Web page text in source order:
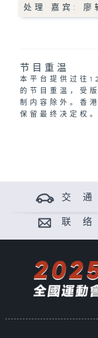
处理 嘉宾: 廖
节目重温
本平台提供过往
的节目重温，受
制内容除外。香
保留最终决定权。
交 通
联 络